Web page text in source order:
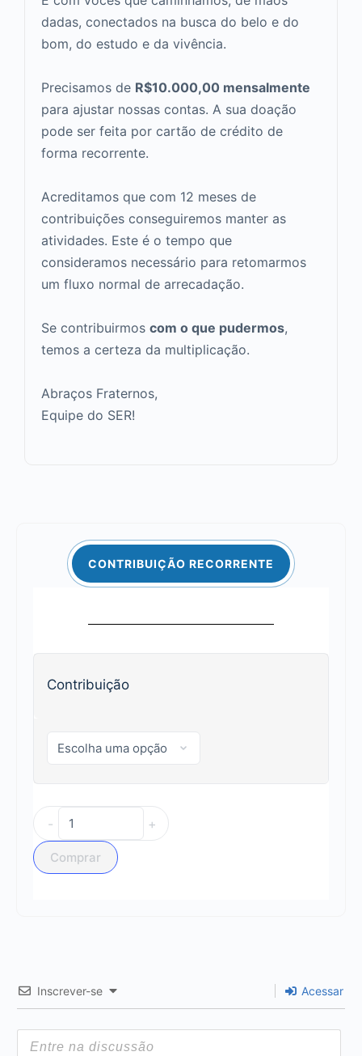
dadas, conectados na busca do belo e do
bom, do estudo e da vivência.
Precisamos de R$10.000,00 mensalmente
para ajustar nossas contas. A sua doação
pode ser feita por cartão de crédito de
forma recorrente.
Acreditamos que com 12 meses de
contribuições conseguiremos manter as
atividades. Este é o tempo que
consideramos necessário para retomarmos
um fluxo normal de arrecadação.
Se contribuirmos com o que pudermos,
temos a certeza da multiplicação.
Abraços Fraternos,
Equipe do SER!
CONTRIBUIÇÃO RECORRENTE
Contribuição
- +
Comprar
Inscrever-se Acessar